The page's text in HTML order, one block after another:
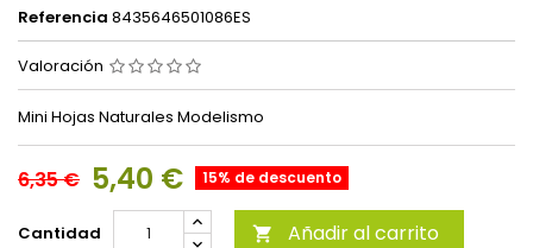
Referencia 8435646501086ES
Valoración
Mini Hojas Naturales Modelismo
6,35 € 5,40 € 15% de descuento
Cantidad  Añadir al carrito